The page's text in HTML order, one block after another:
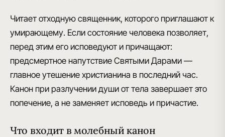
Читает отходную священник, которого приглашают к
умирающему. Если состояние человека позволяет,
перед этим его исповедуют и причащают:
предсмертное напутствие Святыми Дарами —
главное утешение христианина в последний час.
Канон при разлучении души от тела завершает это
попечение, а не заменяет исповедь и причастие.
Что входит в молебный канон